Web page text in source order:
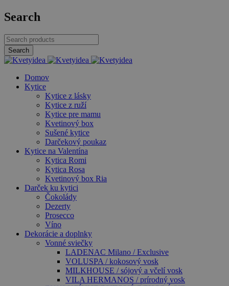
Search
Domov
Kytice
Kytice z lásky
Kytice z ruží
Kytice pre mamu
Kvetinový box
Sušené kytice
Darčekový poukaz
Kytice na Valentína
Kytica Romi
Kytica Rosa
Kvetinový box Ria
Darček ku kytici
Čokolády
Dezerty
Prosecco
Víno
Dekorácie a doplnky
Vonné sviečky
LADENAC Milano / Exclusive
VOLUSPA / kokosový vosk
MILKHOUSE / sójový a včelí vosk
VILA HERMANOS / prírodný vosk